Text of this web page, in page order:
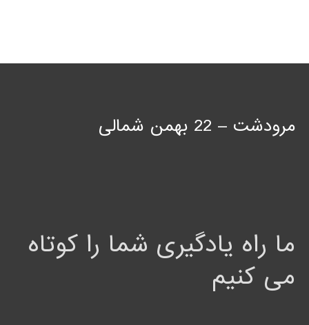
مرودشت – 22 بهمن شمالی
ما راه یادگیری شما را کوتاه
می کنیم